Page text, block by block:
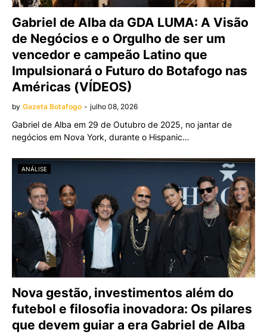
Gabriel de Alba da GDA LUMA: A Visão
de Negócios e o Orgulho de ser um
vencedor e campeão Latino que
Impulsionará o Futuro do Botafogo nas
Américas (VÍDEOS)
by Gazeta Botafogo - julho 08, 2026
Gabriel de Alba em 29 de Outubro de 2025, no jantar de
negócios em Nova York, durante o Hispanic…
ANÁLISE
Nova gestão, investimentos além do
futebol e filosofia inovadora: Os pilares
que devem guiar a era Gabriel de Alba